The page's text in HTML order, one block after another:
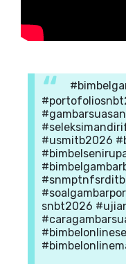
#usmitb2026
snbt2026